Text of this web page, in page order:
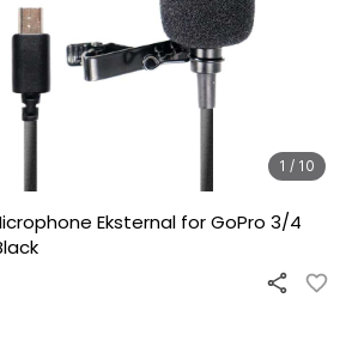
1 / 10
Eksternal for GoPro 3/4